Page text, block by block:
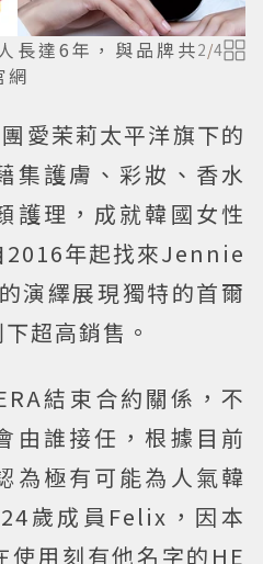
長達6年，與品牌共
網
2/4
愛茉莉太平洋旗下的
集護膚、彩妝、香水
護理，成就韓國女性
2016年起找來Jennie
演繹展現獨特的首爾
超高銷售。
結束合約關係，不
由誰接任，根據目前
為極有可能為人氣韓
歲成員Felix，因本
使用刻有他名字的HE